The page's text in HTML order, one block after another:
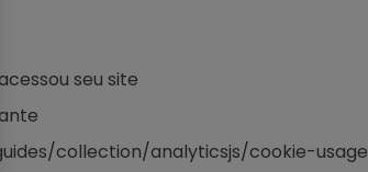
seu site
collection/analyticsjs/cookie-usage